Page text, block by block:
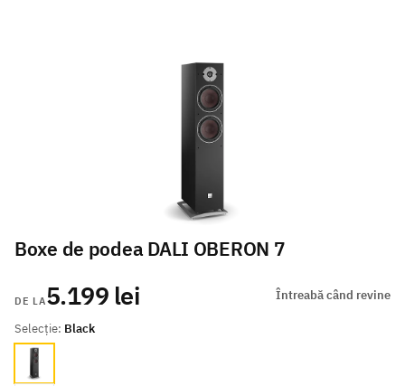
Boxe de podea DALI OBERON 7
Întreabă când revine
Selecție: Black
Black
DE LA5.199 lei